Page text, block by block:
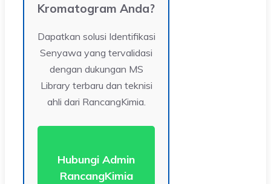
Kromatogram Anda?
Dapatkan solusi Identifikasi
Senyawa yang tervalidasi
dengan dukungan MS
Library terbaru dan teknisi
ahli dari RancangKimia.
Hubungi Admin
RancangKimia